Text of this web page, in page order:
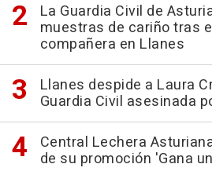
La Guardia Civil de
muestras de cariño tras
compañera en Llanes
Llanes despide a Laura
Guardia Civil asesinada
Central Lechera
de su promoción 'Gana